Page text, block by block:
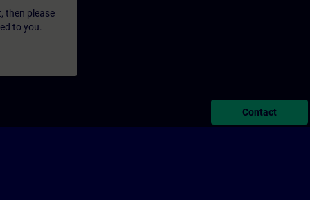
then please
to you.
Contact